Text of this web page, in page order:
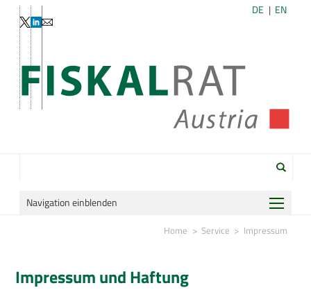
DE EN
Navigation einblenden
Home Service Impressum
Impressum und Haftung